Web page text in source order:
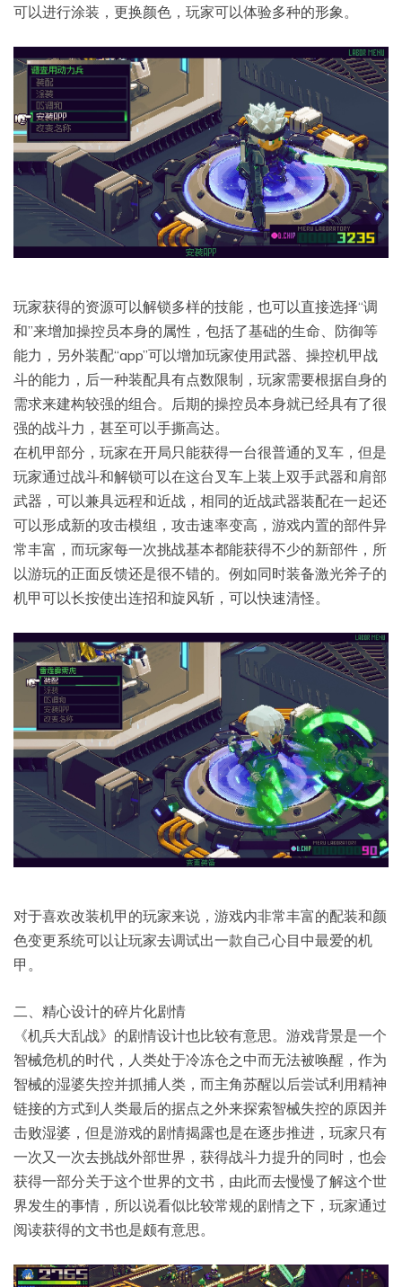
可以进行涂装，更换颜色，玩家可以体验多种的形象。
玩家获得的资源可以解锁多样的技能，也可以直接选择“调
和”来增加操控员本身的属性，包括了基础的生命、防御等
能力，另外装配“app”可以增加玩家使用武器、操控机甲战
斗的能力，后一种装配具有点数限制，玩家需要根据自身的
需求来建构较强的组合。后期的操控员本身就已经具有了很
强的战斗力，甚至可以手撕高达。
在机甲部分，玩家在开局只能获得一台很普通的叉车，但是
玩家通过战斗和解锁可以在这台叉车上装上双手武器和肩部
武器，可以兼具远程和近战，相同的近战武器装配在一起还
可以形成新的攻击模组，攻击速率变高，游戏内置的部件异
常丰富，而玩家每一次挑战基本都能获得不少的新部件，所
以游玩的正面反馈还是很不错的。例如同时装备激光斧子的
机甲可以长按使出连招和旋风斩，可以快速清怪。
对于喜欢改装机甲的玩家来说，游戏内非常丰富的配装和颜
色变更系统可以让玩家去调试出一款自己心目中最爱的机
甲。
二、精心设计的碎片化剧情
《机兵大乱战》的剧情设计也比较有意思。游戏背景是一个
智械危机的时代，人类处于冷冻仓之中而无法被唤醒，作为
智械的湿婆失控并抓捕人类，而主角苏醒以后尝试利用精神
链接的方式到人类最后的据点之外来探索智械失控的原因并
击败湿婆，但是游戏的剧情揭露也是在逐步推进，玩家只有
一次又一次去挑战外部世界，获得战斗力提升的同时，也会
获得一部分关于这个世界的文书，由此而去慢慢了解这个世
界发生的事情，所以说看似比较常规的剧情之下，玩家通过
阅读获得的文书也是颇有意思。